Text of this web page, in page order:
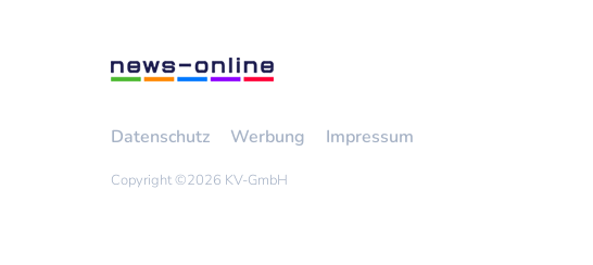
Datenschutz Werbung Impressum
Copyright ©2026 KV-GmbH